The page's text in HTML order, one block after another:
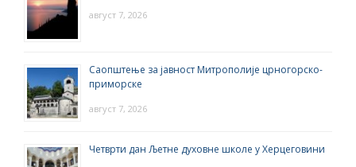
август 7, 2026
Саопштење за јавност Митрополије црногорско-
приморске
август 7, 2026
Четврти дан Љетне духовне школе у Херцеговини